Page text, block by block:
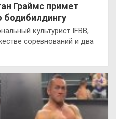
Граймс примет
бодибилдингу
культурист IFBB,
соревнований и два